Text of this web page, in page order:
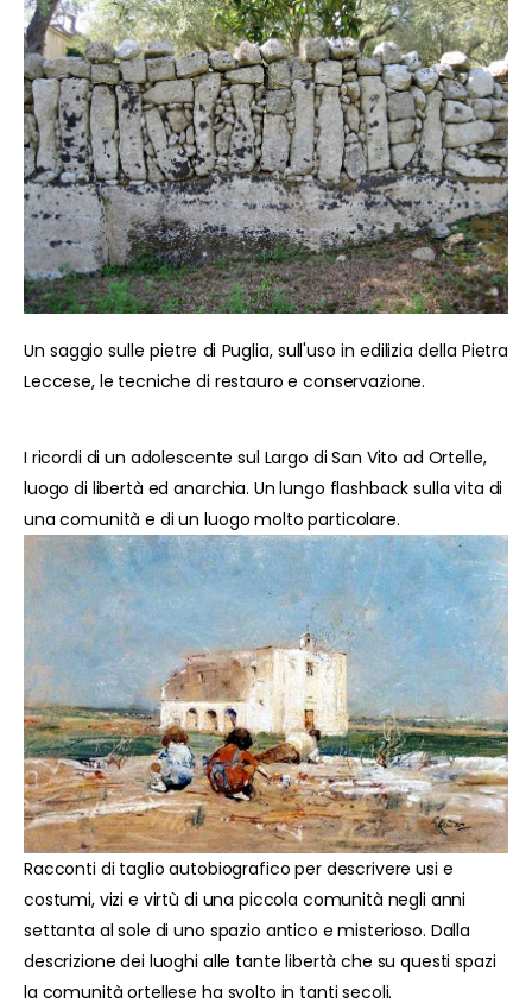
Un saggio sulle pietre di Puglia, sull'uso in edilizia della Pietra
Leccese, le tecniche di restauro e conservazione.
I ricordi di un adolescente sul Largo di San Vito ad Ortelle,
luogo di libertà ed anarchia. Un lungo flashback sulla vita di
una comunità e di un luogo molto particolare.
Racconti di taglio autobiografico per descrivere usi e
costumi, vizi e virtù di una piccola comunità negli anni
settanta al sole di uno spazio antico e misterioso. Dalla
descrizione dei luoghi alle tante libertà che su questi spazi
la comunità ortellese ha svolto in tanti secoli.